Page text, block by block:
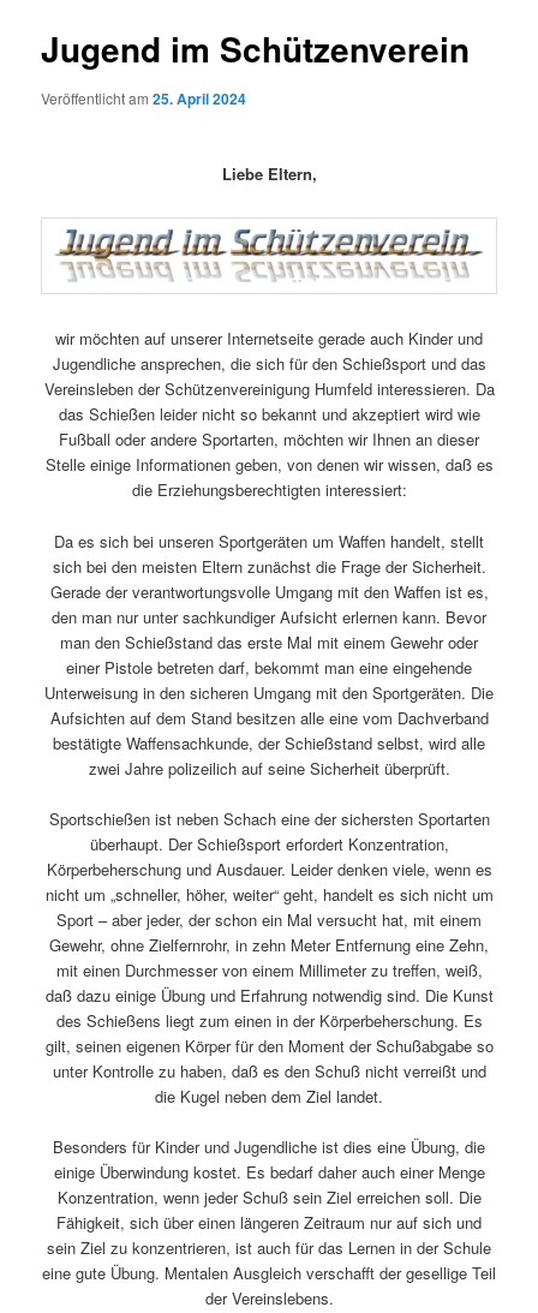
Jugend im Schützenverein
Veröffentlicht am25. April 2024
Liebe Eltern,
wir möchten auf unserer Internetseite gerade auch Kinder und
Jugendliche ansprechen, die sich für den Schießsport und das
Vereinsleben der Schützenvereinigung Humfeld interessieren. Da
das Schießen leider nicht so bekannt und akzeptiert wird wie
Fußball oder andere Sportarten, möchten wir Ihnen an dieser
Stelle einige Informationen geben, von denen wir wissen, daß es
die Erziehungsberechtigten interessiert:
Da es sich bei unseren Sportgeräten um Waffen handelt, stellt
sich bei den meisten Eltern zunächst die Frage der Sicherheit.
Gerade der verantwortungsvolle Umgang mit den Waffen ist es,
den man nur unter sachkundiger Aufsicht erlernen kann. Bevor
man den Schießstand das erste Mal mit einem Gewehr oder
einer Pistole betreten darf, bekommt man eine eingehende
Unterweisung in den sicheren Umgang mit den Sportgeräten. Die
Aufsichten auf dem Stand besitzen alle eine vom Dachverband
bestätigte Waffensachkunde, der Schießstand selbst, wird alle
zwei Jahre polizeilich auf seine Sicherheit überprüft.
Sportschießen ist neben Schach eine der sichersten Sportarten
überhaupt. Der Schießsport erfordert Konzentration,
Körperbeherschung und Ausdauer. Leider denken viele, wenn es
nicht um „schneller, höher, weiter“ geht, handelt es sich nicht um
Sport – aber jeder, der schon ein Mal versucht hat, mit einem
Gewehr, ohne Zielfernrohr, in zehn Meter Entfernung eine Zehn,
mit einen Durchmesser von einem Millimeter zu treffen, weiß,
daß dazu einige Übung und Erfahrung notwendig sind. Die Kunst
des Schießens liegt zum einen in der Körperbeherschung. Es
gilt, seinen eigenen Körper für den Moment der Schußabgabe so
unter Kontrolle zu haben, daß es den Schuß nicht verreißt und
die Kugel neben dem Ziel landet.
Besonders für Kinder und Jugendliche ist dies eine Übung, die
einige Überwindung kostet. Es bedarf daher auch einer Menge
Konzentration, wenn jeder Schuß sein Ziel erreichen soll. Die
Fähigkeit, sich über einen längeren Zeitraum nur auf sich und
sein Ziel zu konzentrieren, ist auch für das Lernen in der Schule
eine gute Übung. Mentalen Ausgleich verschafft der gesellige Teil
der Vereinslebens.